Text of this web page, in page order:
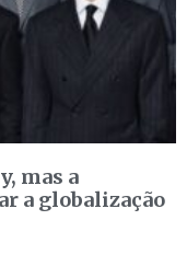
mas a
a globalização